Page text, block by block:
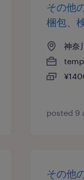
その他
梱包、
神奈
posted 9
その他